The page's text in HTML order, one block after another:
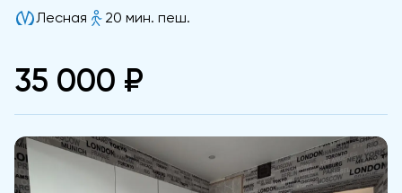
Лесная 20 мин. пеш.
35 000 ₽